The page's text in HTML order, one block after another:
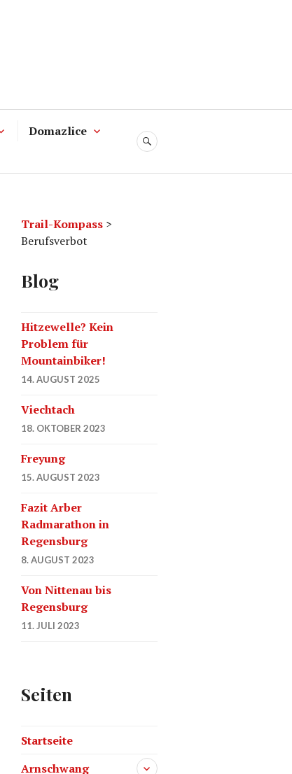
Domazlice
SUCHE
Trail-Kompass >
Berufsverbot
Blog
Hitzewelle? Kein
Problem für
Mountainbiker!
14. AUGUST 2025
Viechtach
18. OKTOBER 2023
Freyung
15. AUGUST 2023
Fazit Arber
Radmarathon in
Regensburg
8. AUGUST 2023
Von Nittenau bis
Regensburg
11. JULI 2023
Seiten
Startseite
Arnschwang